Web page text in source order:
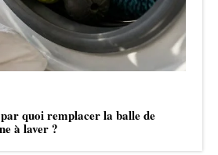
quoi remplacer la balle de
à laver ?